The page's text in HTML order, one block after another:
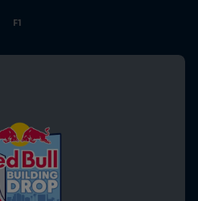
F1